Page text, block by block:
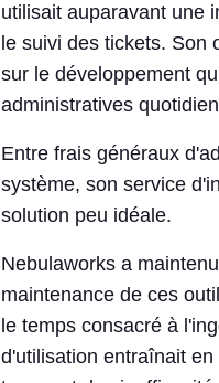
utilisait auparavant une
le suivi des tickets. Son
sur le développement
administratives
Entre frais généraux
système, son service
solution peu idéale.
Nebulaworks a
maintenance de ces
le temps consacré à
d'utilisation entraînait